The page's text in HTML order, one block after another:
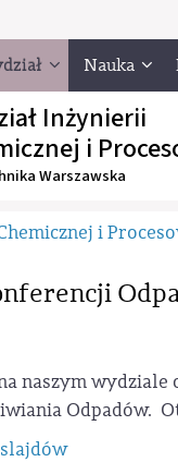
Nauka
Inżynierii
i
Warszawska
i
naszym wydziale
Odpadów.